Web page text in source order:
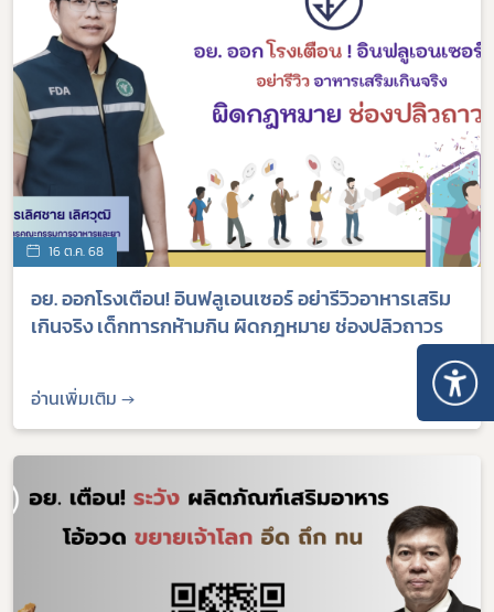
16 ต.ค. 68
อย. ออกโรงเตือน! อินฟลูเอนเซอร์ อย่ารีวิวอาหารเสริม
เกินจริง เด็กทารกห้ามกิน ผิดกฎหมาย ช่องปลิวถาวร
อ่านเพิ่มเติม →